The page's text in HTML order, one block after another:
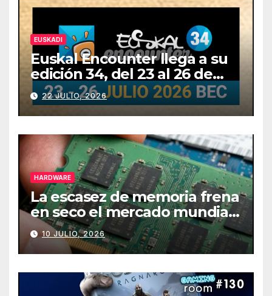
EUSKADI
Euskal Encounter llega a su
edición 34, del 23 al 26 de
julio
22 JULIO, 2026
HARDWARE
La escasez de memoria frena
en seco el mercado mundial
de PCs
10 JULIO, 2026